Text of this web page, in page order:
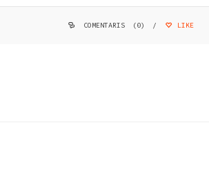
LIKE
COMENTARIS (0) /